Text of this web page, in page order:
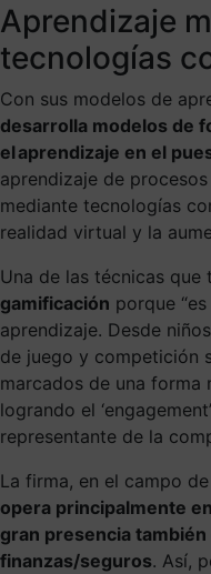
Aprendizaje
tecnologías
Con sus modelos de
desarrolla modelos de
el aprendizaje en el
aprendizaje de
mediante tecnologías
realidad virtual y la
Una de las técnicas
gamificación porque “
aprendizaje. Desde
de juego y competición
marcados de una forma
logrando el
representante de la
La firma, en el campo
opera principalmente
gran presencia
finanzas/seguros. Así,